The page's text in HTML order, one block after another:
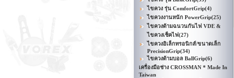
ไขควง รุ่น ComfortGrip(4)
ไขควงงานหนัก PowerGrip(25)
ไขควงด้ามฉนวนกันไฟ VDE &
ไขควงเช็คไฟ(27)
ไขควงอิเล็กทรอนิกส์/ขนาดเล็ก
PrecisionGrip(34)
ไขควงด้ามบอล BallGrip(6)
เครื่องมือช่าง CROSSMAN * Made In
Taiwan